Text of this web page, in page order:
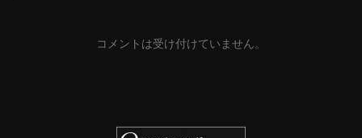
コメントは受け付けていません。